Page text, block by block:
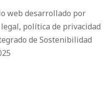
web desarrollado por
política de privacidad
de Sostenibilidad